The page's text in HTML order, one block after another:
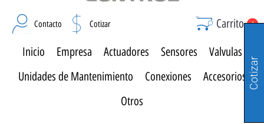
Contacto Cotizar Carrito 0
Inicio Empresa Actuadores Sensores
Valvulas
Unidades de Mantenimiento
Conexiones
Accesorios
Otros
Cotizar